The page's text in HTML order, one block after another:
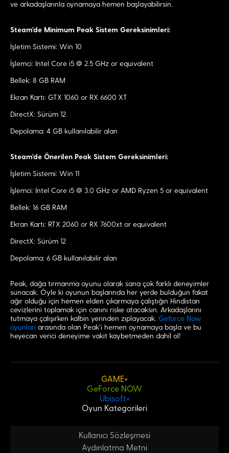
ve arkadaşlarınla oynamaya hemen başlayabilirsin.
Steam’de Minimum Peak Sistem Gereksinimleri:
İşletim Sistemi: Win 10
İşlemci: Intel Core i5 @ 2.5 GHz or equivalent
Bellek: 8 GB RAM
Ekran Kartı: GTX 1060 or RX 6600 XT
DirectX: Sürüm 12
Depolama: 4 GB kullanılabilir alan
Steam’de Önerilen Peak Sistem Gereksinimleri:
İşletim Sistemi: Win 11
İşlemci: Intel Core i5 @ 3.0 GHz or AMD Ryzen 5 or equivalent
Bellek: 16 GB RAM
Ekran Kartı: RTX 2060 or RX 7600xt or equivalent
DirectX: Sürüm 12
Depolama: 6 GB kullanılabilir alan
Peak, dağa tırmanma oyunu olarak sana çok farklı deneyimler
sunacak. Öyle ki oyunun başlarında her yerde bulduğun fakat
ağır olduğu için hemen elden çıkarmaya çalıştığın Hindistan
cevizlerini toplamak için canını riske atacaksın. Arkadaşlarını
tutmaya çalışırken kalbin yerinden zıplayacak. Geforce Now
oyunları arasında olan Peak’i hemen oynamaya başla ve bu
heyecan verici deneyime vakit kaybetmeden dahil ol!
GAME+
GeForce NOW
Ubisoft+
Oyun Kategorileri
Kullanıcı Sözleşmesi
Aydınlatma Metni